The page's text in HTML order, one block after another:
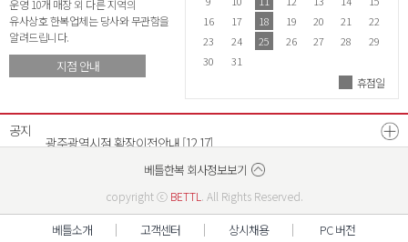
운영 10개 매장 외 다른 지역의
유사상호 한복업체는 당사와 무관함을
알려드립니다.
지점 안내
19
20 21 22 23 24
26
27 28
16
17 18 19 20 21
22
23
24 25 26 27 28
29
30
31
휴점일
공지
[07.21]
[06.22]
베스트리워드 선정자 발표[07.18]
베틀한복 매장운영시간 변경안내 [12.26]
베틀한복 회사정보보기
copyright ⓒ BETTL . All Rights Reserved.
베틀소개 고객센터 상시채용 PC 버전